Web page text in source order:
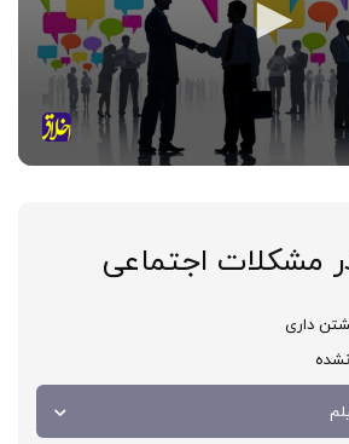
مشکلات اجتماعی
داری
نشده